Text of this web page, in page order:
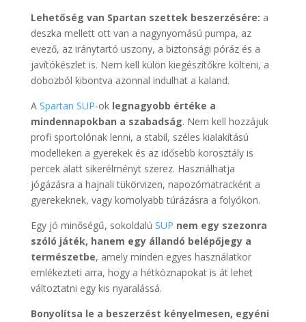
Lehetőség van Spartan szettek beszerzésére: a
deszka mellett ott van a nagynyomású pumpa, az
evező, az iránytartó uszony, a biztonsági póráz és a
javítókészlet is. Nem kell külön kiegészítőkre költeni, a
dobozból kibontva azonnal indulhat a kaland.
A Spartan SUP-oklegnagyobb értéke a
mindennapokban a szabadság. Nem kell hozzájuk
profi sportolónak lenni, a stabil, széles kialakítású
modelleken a gyerekek és az idősebb korosztály is
percek alatt sikerélményt szerez. Használhatja
jógázásra a hajnali tükörvizen, napozómatracként a
gyerekeknek, vagy komolyabb túrázásra a folyókon.
Egy jó minőségű, sokoldalú SUP nem egy szezonra
szóló játék, hanem egy állandó belépőjegy a
természetbe, amely minden egyes használatkor
emlékezteti arra, hogy a hétköznapokat is át lehet
változtatni egy kis nyaralássá.
Bonyolítsa le a beszerzést kényelmesen, egyéni